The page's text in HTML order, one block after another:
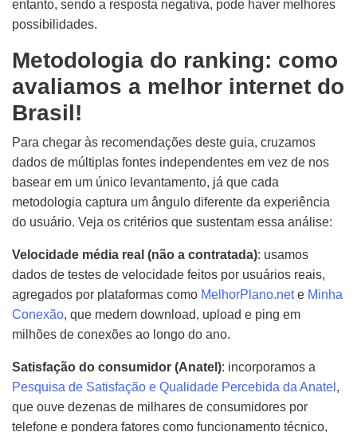
entanto, sendo a resposta negativa, pode haver melhores
possibilidades.
Metodologia do ranking: como
avaliamos a melhor internet do
Brasil!
Para chegar às recomendações deste guia, cruzamos
dados de múltiplas fontes independentes em vez de nos
basear em um único levantamento, já que cada
metodologia captura um ângulo diferente da experiência
do usuário. Veja os critérios que sustentam essa análise:
Velocidade média real (não a contratada): usamos
dados de testes de velocidade feitos por usuários reais,
agregados por plataformas como MelhorPlano.nete Minha
Conexão, que medem download, upload e ping em
milhões de conexões ao longo do ano.
Satisfação do consumidor (Anatel): incorporamos a
Pesquisa de Satisfação e Qualidade Percebida da Anatel ,
que ouve dezenas de milhares de consumidores por
telefone e pondera fatores como funcionamento técnico,